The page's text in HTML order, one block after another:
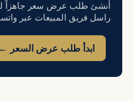
راسل فريق المبيعات عبر
ابدأ طلب عرض السعر ←